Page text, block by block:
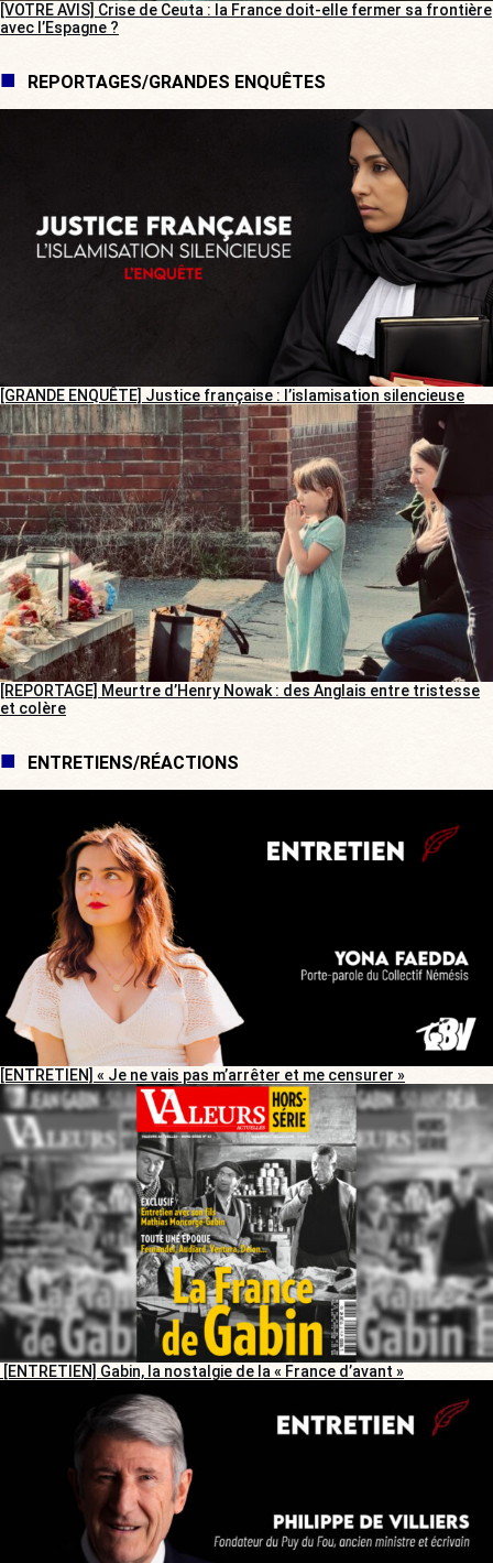
[VOTRE AVIS] Crise de Ceuta : la France doit-elle fermer sa frontière
avec l’Espagne ?
REPORTAGES/GRANDES ENQUÊTES
[GRANDE ENQUÊTE] Justice française : l’islamisation silencieuse
[REPORTAGE] Meurtre d’Henry Nowak : des Anglais entre tristesse
et colère
ENTRETIENS/RÉACTIONS
[ENTRETIEN] « Je ne vais pas m’arrêter et me censurer »
[ENTRETIEN] Gabin, la nostalgie de la « France d’avant »